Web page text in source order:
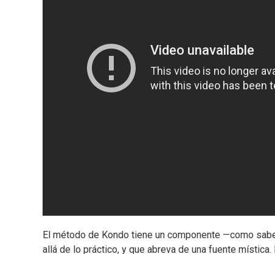
El método de Kondo tiene un componente —como
allá de lo práctico, y que abreva de una fuente